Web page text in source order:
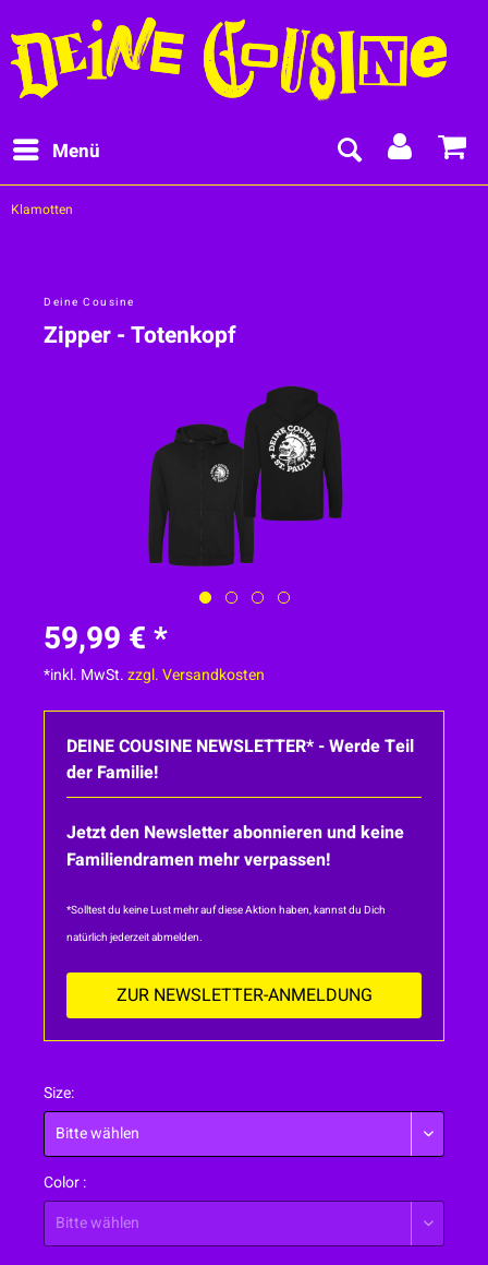
Menü
Klamotten
Deine Cousine
Zipper - Totenkopf
59,99 € *
*inkl. MwSt.zzgl. Versandkosten
DEINE COUSINE NEWSLETTER* - Werde Teil
der Familie!
Jetzt den Newsletter abonnieren und keine
Familiendramen mehr verpassen!
*Solltest du keine Lust mehr auf diese Aktion haben, kannst du Dich
natürlich jederzeit abmelden.
ZUR NEWSLETTER-ANMELDUNG
Size:
Color :